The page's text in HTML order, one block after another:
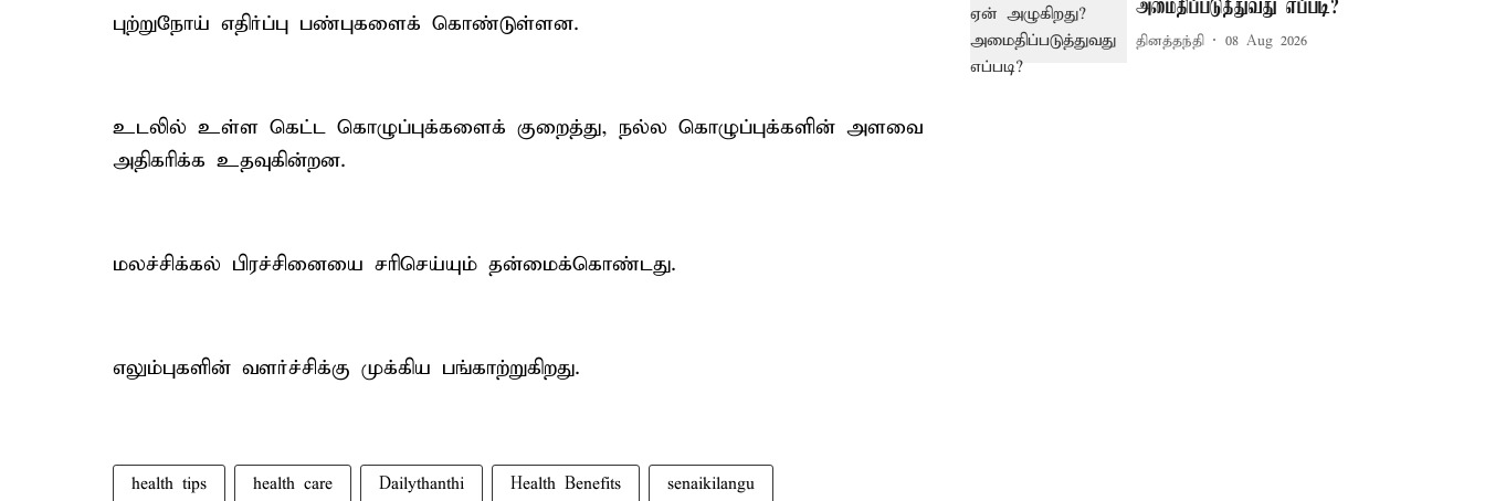
புற்றுநோய் எதிர்ப்பு பண்புகளைக் கொண்டுள்ளன.
உடலில் உள்ள கெட்ட கொழுப்புக்களைக் குறைத்து, நல்ல கொழுப்புக்களின் அளவை
அதிகரிக்க உதவுகின்றன.
மலச்சிக்கல் பிரச்சினையை சரிசெய்யும் தன்மைக்கொண்டது.
எலும்புகளின் வளர்ச்சிக்கு முக்கிய பங்காற்றுகிறது.
health tips health care Dailythanthi Health Benefits senaikilangu
அமைதிப்படுத்துவது எப்படி?
தினத்தந்தி 08 Aug 2026